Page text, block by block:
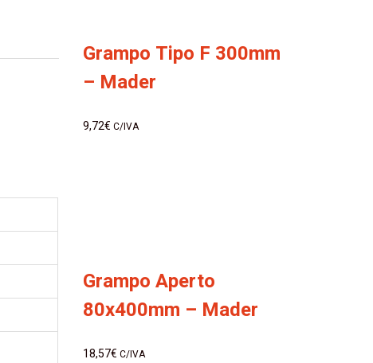
Grampo Tipo F 300mm
– Mader
9,72€ C/IVA
Grampo Aperto
80x400mm – Mader
18,57€ C/IVA